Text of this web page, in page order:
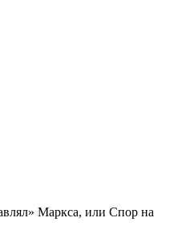
Маркса, или Спор на